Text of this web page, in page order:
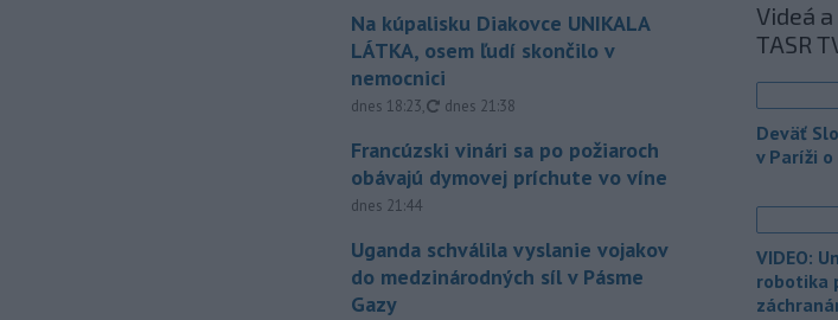
Na kúpalisku Diakovce UNIKALA
LÁTKA, osem ľudí skončilo v
nemocnici
dnes 18:23, aktualizované
dnes 21:38
Francúzski vinári sa po požiaroch
obávajú dymovej príchute vo víne
dnes 21:44
Uganda schválila vyslanie vojakov
do medzinárodných síl v Pásme
Gazy
(FA)
futbalovej
po jeho
18:54 - Vo
Slovenska
Slovenský
(SHMÚ)
Platia aj v
Videá
TASR
Deväť
v Paríži
VIDEO:
robotika